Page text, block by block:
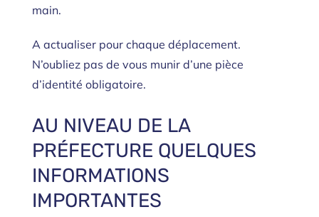
main.
A actualiser pour chaque déplacement.
N’oubliez pas de vous munir d’une pièce
d’identité obligatoire.
AU NIVEAU DE LA
PRÉFECTURE QUELQUES
INFORMATIONS
IMPORTANTES